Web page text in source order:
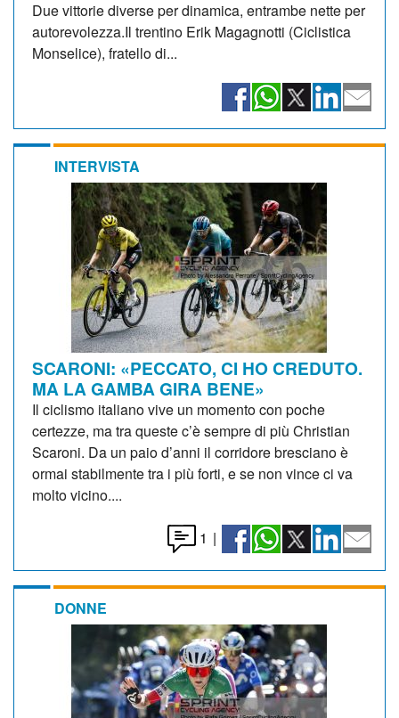
Due vittorie diverse per dinamica, entrambe nette per
autorevolezza.Il trentino Erik Magagnotti (Ciclistica
Monselice), fratello di...
INTERVISTA
SCARONI: «PECCATO, CI HO CREDUTO.
MA LA GAMBA GIRA BENE»
Il ciclismo italiano vive un momento con poche
certezze, ma tra queste c’è sempre di più Christian
Scaroni. Da un paio d’anni il corridore bresciano è
ormai stabilmente tra i più forti, e se non vince ci va
molto vicino....
1 |
DONNE